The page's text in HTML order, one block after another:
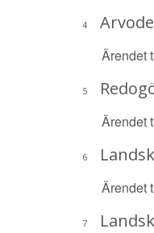
4
Ärendet
5
Ärendet
6
Ärendet
7